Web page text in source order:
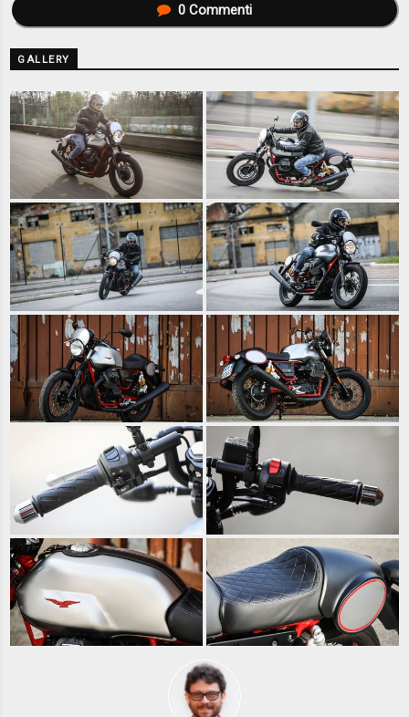
0Commenti
GALLERY